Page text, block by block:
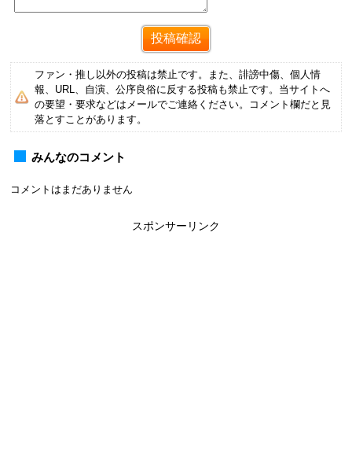
ファン・推し以外の投稿は禁止です。また、誹謗中傷、個人情
報、URL、自演、公序良俗に反する投稿も禁止です。当サイトへ
の要望・要求などはメールでご連絡ください。コメント欄だと見
落とすことがあります。
みんなのコメント
コメントはまだありません
スポンサーリンク